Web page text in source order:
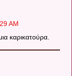
AM
καρικατούρα.